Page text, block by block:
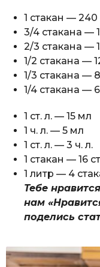
1 стакан —
3/4 стакана —
2/3 стакана —
1/2 стакана —
1/3 стакана —
1/4 стакана —
1 ст. л. — 15 мл
1 ч. л. — 5 мл
1 ст. л. — 3 ч. л.
1 стакан — 16
1 литр — 4
Тебе
нам
поделись